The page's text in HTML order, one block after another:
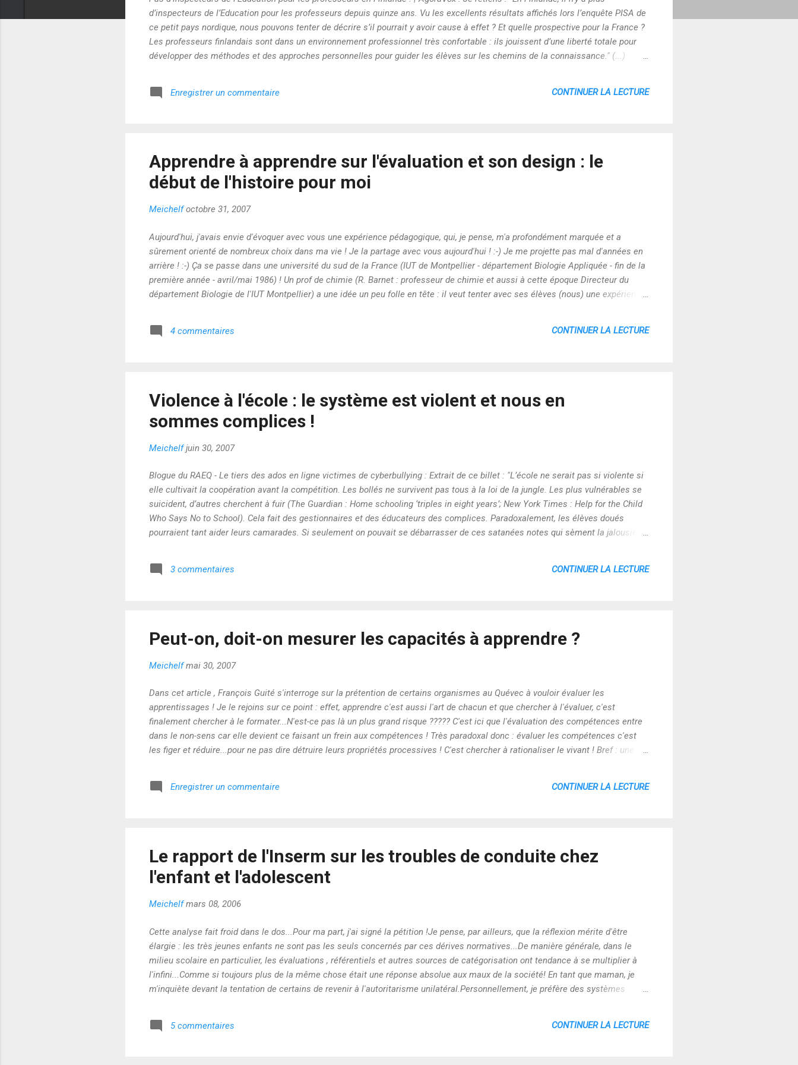
d’inspecteurs de l’Education pour les professeurs depuis quinze ans. Vu les excellents résultats affichés lors l’enquête PISA de
ce petit pays nordique, nous pouvons tenter de décrire s’il pourrait y avoir cause à effet ? Et quelle prospective pour la France ?
Les professeurs finlandais sont dans un environnement professionnel très confortable : ils jouissent d’une liberté totale pour
développer des méthodes et des approches personnelles pour guider les élèves sur les chemins de la connaissance." (...)
scolarité qui leur garantit les meilleurs succès dans leur scolarité exemplaire et reconnue p...
Enregistrer un commentaire CONTINUER LA LECTURE
Apprendre à apprendre sur l'évaluation et son design : le
début de l'histoire pour moi
Meichelf octobre 31, 2007
Aujourd'hui, j'avais envie d'évoquer avec vous une expérience pédagogique, qui, je pense, m'a profondément marquée et a
sûrement orienté de nombreux choix dans ma vie ! Je la partage avec vous aujourd'hui ! :-) Je me projette pas mal d'années en
arrière ! :-) Ça se passe dans une université du sud de la France (IUT de Montpellier - département Biologie Appliquée - fin de la
première année - avril/mai 1986) ! Un prof de chimie (R. Barnet : professeur de chimie et aussi à cette époque Directeur du
département Biologie de l'IUT Montpellier) a une idée un peu folle en tête : il veut tenter avec ses élèves (nous) une expérience
l'aventure ! Il nous remet à tous un gros "dossier sur la thermodynamique"... à "potasser" "seul(s)" ! Il nous conseille fortement
de travailler en groupe sur les dif...
4 commentaires CONTINUER LA LECTURE
Violence à l'école : le système est violent et nous en
sommes complices !
Meichelf juin 30, 2007
Blogue du RAEQ - Le tiers des ados en ligne victimes de cyberbullying : Extrait de ce billet : "L’école ne serait pas si violente si
elle cultivait la coopération avant la compétition. Les bollés ne survivent pas tous à la loi de la jungle. Les plus vulnérables se
suicident, d’autres cherchent à fuir (The Guardian : Home schooling ‘triples in eight years’; New York Times : Help for the Child
Who Says No to School). Cela fait des gestionnaires et des éducateurs des complices. Paradoxalement, les élèves doués
pourraient tant aider leurs camarades. Si seulement on pouvait se débarrasser de ces satanées notes qui sèment la jalousie.
sont indispensables, mais trop de sel gâte la sauce, tout comme il avive les plaies." Je vous avouerais que j'ai eu des frissons
en lisant ce billet tellement j'adhère au point de vue de François Guité ...notamm...
3 commentaires CONTINUER LA LECTURE
Peut-on, doit-on mesurer les capacités à apprendre ?
Meichelf mai 30, 2007
Dans cet article , François Guité s'interroge sur la prétention de certains organismes au Quévec à vouloir évaluer les
apprentissages ! Je le rejoins sur ce point : effet, apprendre c'est aussi l'art de chacun et que chercher à l'évaluer, c'est
finalement chercher à le formater...N'est-ce pas là un plus grand risque ????? C'est ici que l'évaluation des compétences entre
dans le non-sens car elle devient ce faisant un frein aux compétences ! Très paradoxal donc : évaluer les compétences c'est
les figer et réduire...pour ne pas dire détruire leurs propriétés processives ! C'est chercher à rationaliser le vivant ! Bref : une
Enregistrer un commentaire CONTINUER LA LECTURE
Le rapport de l'Inserm sur les troubles de conduite chez
l'enfant et l'adolescent
Meichelf mars 08, 2006
Cette analyse fait froid dans le dos...Pour ma part, j'ai signé la pétition !Je pense, par ailleurs, que la réflexion mérite d'être
élargie : les très jeunes enfants ne sont pas les seuls concernés par ces dérives normatives...De manière générale, dans le
milieu scolaire en particulier, les évaluations , référentiels et autres sources de catégorisation ont tendance à se multiplier à
l'infini...Comme si toujours plus de la même chose était une réponse absolue aux maux de la société! En tant que maman, je
m'inquiète devant la tentation de certains de revenir à l'autoritarisme unilatéral.Personnellement, je préfère des systèmes
lecture !
5 commentaires CONTINUER LA LECTURE